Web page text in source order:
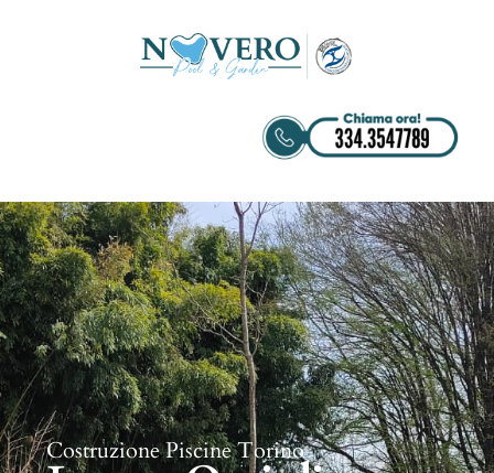
Costruzione Piscine Torino